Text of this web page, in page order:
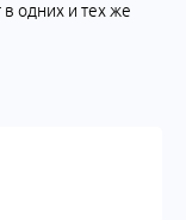
одних и тех же